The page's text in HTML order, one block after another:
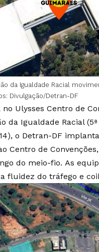
da Igualdade Racial
Divulgação/Detran-DF
Ulysses Centro de
da Igualdade Racial
o Detran-DF
Centro de
do meio-fio. As
fluidez do tráfego e